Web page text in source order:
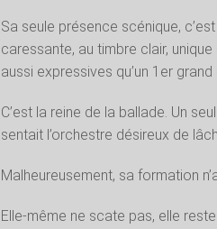
Sa seule présence scénique,
caressante, au timbre clair,
aussi expressives qu’un 1er
C’est la reine de la ballade. Un
sentait l’orchestre désireux de
Malheureusement, sa formation
Elle-même ne scate pas, elle